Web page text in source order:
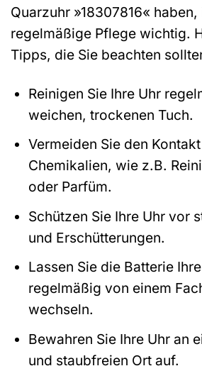
Quarzuhr »18307816«
regelmäßige Pflege wichtig.
Tipps, die Sie beachten
Reinigen Sie Ihre Uhr
weichen, trockenen Tuch.
Vermeiden Sie den
Chemikalien, wie z.B.
oder Parfüm.
Schützen Sie Ihre Uhr vor
und Erschütterungen.
Lassen Sie die Batterie
regelmäßig von einem
wechseln.
Bewahren Sie Ihre Uhr an
und staubfreien Ort auf.